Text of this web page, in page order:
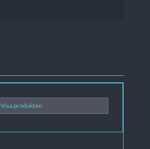
Visa produkten